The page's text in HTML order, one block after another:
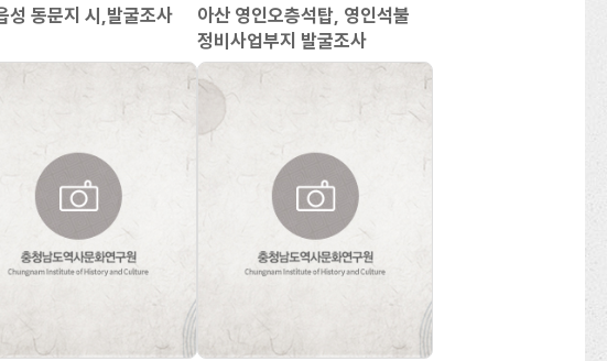
성 동문지 시,발굴조사
아산 영인오층석탑, 영인석불
정비사업부지 발굴조사